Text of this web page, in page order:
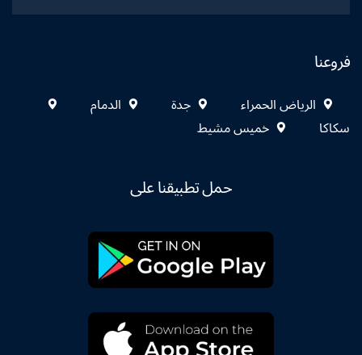
فروعنا
الرياض الحمراء جدة
الدمام
سكاكا
خميس مشيط
حمل تطبيقنا على